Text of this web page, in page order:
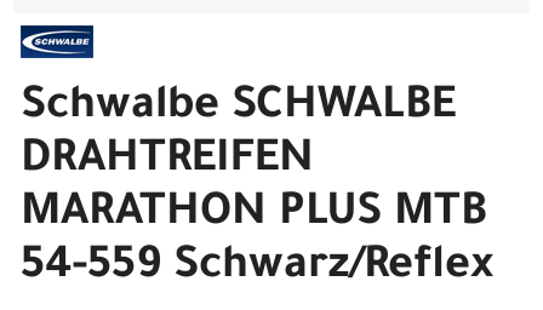
Schwalbe SCHWALBE
DRAHTREIFEN
MARATHON PLUS MTB
54-559 Schwarz/Reflex